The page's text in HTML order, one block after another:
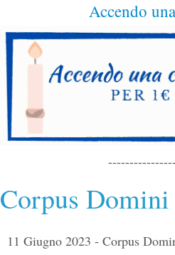
Accendo
Corpus Domini
11 Giugno 2023 - Corpus